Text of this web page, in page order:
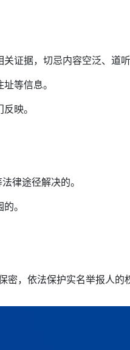
证据，切忌内容空泛、道听
等信息。
映。
律途径解决的。
。
，依法保护实名举报人的